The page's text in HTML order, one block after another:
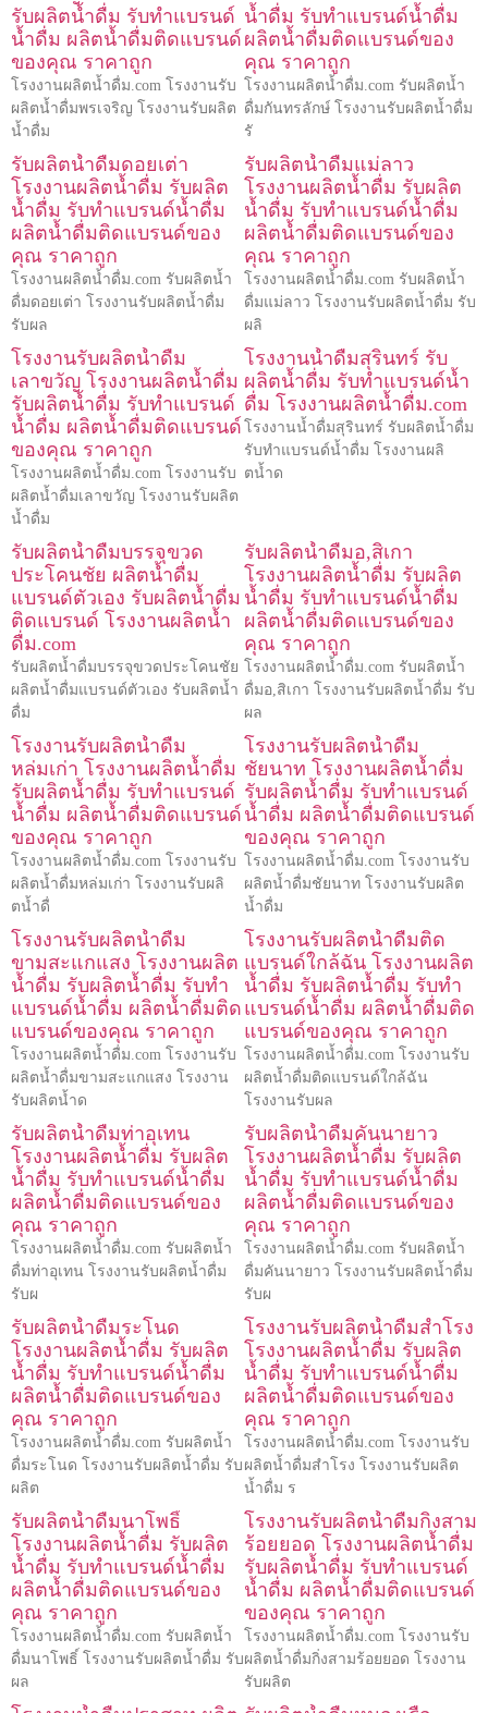
รับผลิตน้ำดื่ม รับทำแบรนด์
น้ำดื่ม ผลิตน้ำดื่มติดแบรนด์
ของคุณ ราคาถูก
โรงงานผลิตน้ำดื่ม.com โรงงานรับ
ผลิตน้ำดื่มพรเจริญ โรงงานรับผลิต
น้ำดื่ม
น้ำดื่ม รับทำแบรนด์น้ำดื่ม
ผลิตน้ำดื่มติดแบรนด์ของ
คุณ ราคาถูก
โรงงานผลิตน้ำดื่ม.com รับผลิตน้ำ
ดื่มกันทรลักษ์ โรงงานรับผลิตน้ำดื่ม
รั
รับผลิตน้ำดื่มดอยเต่า
โรงงานผลิตน้ำดื่ม รับผลิต
น้ำดื่ม รับทำแบรนด์น้ำดื่ม
ผลิตน้ำดื่มติดแบรนด์ของ
คุณ ราคาถูก
โรงงานผลิตน้ำดื่ม.com รับผลิตน้ำ
ดื่มดอยเต่า โรงงานรับผลิตน้ำดื่ม
รับผล
รับผลิตน้ำดื่มแม่ลาว
โรงงานผลิตน้ำดื่ม รับผลิต
น้ำดื่ม รับทำแบรนด์น้ำดื่ม
ผลิตน้ำดื่มติดแบรนด์ของ
คุณ ราคาถูก
โรงงานผลิตน้ำดื่ม.com รับผลิตน้ำ
ดื่มแม่ลาว โรงงานรับผลิตน้ำดื่ม รับ
ผลิ
โรงงานรับผลิตน้ำดื่ม
เลาขวัญ โรงงานผลิตน้ำดื่ม
รับผลิตน้ำดื่ม รับทำแบรนด์
น้ำดื่ม ผลิตน้ำดื่มติดแบรนด์
ของคุณ ราคาถูก
โรงงานผลิตน้ำดื่ม.com โรงงานรับ
ผลิตน้ำดื่มเลาขวัญ โรงงานรับผลิต
น้ำดื่ม
โรงงานน้ำดื่มสุรินทร์ รับ
ผลิตน้ำดื่ม รับทำแบรนด์น้ำ
ดื่ม โรงงานผลิตน้ำดื่ม.com
โรงงานน้ำดื่มสุรินทร์ รับผลิตน้ำดื่ม
รับทำแบรนด์น้ำดื่ม โรงงานผลิ
ตน้ำด
รับผลิตน้ำดื่มบรรจุขวด
ประโคนชัย ผลิตน้ำดื่ม
แบรนด์ตัวเอง รับผลิตน้ำดื่ม
ติดแบรนด์ โรงงานผลิตน้ำ
ดื่ม.com
รับผลิตน้ำดื่มบรรจุขวดประโคนชัย
ผลิตน้ำดื่มแบรนด์ตัวเอง รับผลิตน้ำ
ดื่ม
รับผลิตน้ำดื่มอ,สิเกา
โรงงานผลิตน้ำดื่ม รับผลิต
น้ำดื่ม รับทำแบรนด์น้ำดื่ม
ผลิตน้ำดื่มติดแบรนด์ของ
คุณ ราคาถูก
โรงงานผลิตน้ำดื่ม.com รับผลิตน้ำ
ดื่มอ,สิเกา โรงงานรับผลิตน้ำดื่ม รับ
ผล
โรงงานรับผลิตน้ำดื่ม
หล่มเก่า โรงงานผลิตน้ำดื่ม
รับผลิตน้ำดื่ม รับทำแบรนด์
น้ำดื่ม ผลิตน้ำดื่มติดแบรนด์
ของคุณ ราคาถูก
โรงงานผลิตน้ำดื่ม.com โรงงานรับ
ผลิตน้ำดื่มหล่มเก่า โรงงานรับผลิ
ตน้ำดื่
โรงงานรับผลิตน้ำดื่ม
ชัยนาท โรงงานผลิตน้ำดื่ม
รับผลิตน้ำดื่ม รับทำแบรนด์
น้ำดื่ม ผลิตน้ำดื่มติดแบรนด์
ของคุณ ราคาถูก
โรงงานผลิตน้ำดื่ม.com โรงงานรับ
ผลิตน้ำดื่มชัยนาท โรงงานรับผลิต
น้ำดื่ม
โรงงานรับผลิตน้ำดื่ม
ขามสะแกแสง โรงงานผลิต
น้ำดื่ม รับผลิตน้ำดื่ม รับทำ
แบรนด์น้ำดื่ม ผลิตน้ำดื่มติด
แบรนด์ของคุณ ราคาถูก
โรงงานผลิตน้ำดื่ม.com โรงงานรับ
ผลิตน้ำดื่มขามสะแกแสง โรงงาน
รับผลิตน้ำด
โรงงานรับผลิตน้ำดื่มติด
แบรนด์ใกล้ฉัน โรงงานผลิต
น้ำดื่ม รับผลิตน้ำดื่ม รับทำ
แบรนด์น้ำดื่ม ผลิตน้ำดื่มติด
แบรนด์ของคุณ ราคาถูก
โรงงานผลิตน้ำดื่ม.com โรงงานรับ
ผลิตน้ำดื่มติดแบรนด์ใกล้ฉัน
โรงงานรับผล
รับผลิตน้ำดื่มท่าอุเทน
โรงงานผลิตน้ำดื่ม รับผลิต
น้ำดื่ม รับทำแบรนด์น้ำดื่ม
ผลิตน้ำดื่มติดแบรนด์ของ
คุณ ราคาถูก
โรงงานผลิตน้ำดื่ม.com รับผลิตน้ำ
ดื่มท่าอุเทน โรงงานรับผลิตน้ำดื่ม
รับผ
รับผลิตน้ำดื่มคันนายาว
โรงงานผลิตน้ำดื่ม รับผลิต
น้ำดื่ม รับทำแบรนด์น้ำดื่ม
ผลิตน้ำดื่มติดแบรนด์ของ
คุณ ราคาถูก
โรงงานผลิตน้ำดื่ม.com รับผลิตน้ำ
ดื่มคันนายาว โรงงานรับผลิตน้ำดื่ม
รับผ
รับผลิตน้ำดื่มระโนด
โรงงานผลิตน้ำดื่ม รับผลิต
น้ำดื่ม รับทำแบรนด์น้ำดื่ม
ผลิตน้ำดื่มติดแบรนด์ของ
คุณ ราคาถูก
โรงงานผลิตน้ำดื่ม.com รับผลิตน้ำ
ดื่มระโนด โรงงานรับผลิตน้ำดื่ม รับ
ผลิต
โรงงานรับผลิตน้ำดื่มสำโรง
โรงงานผลิตน้ำดื่ม รับผลิต
น้ำดื่ม รับทำแบรนด์น้ำดื่ม
ผลิตน้ำดื่มติดแบรนด์ของ
คุณ ราคาถูก
โรงงานผลิตน้ำดื่ม.com โรงงานรับ
ผลิตน้ำดื่มสำโรง โรงงานรับผลิต
น้ำดื่ม ร
รับผลิตน้ำดื่มนาโพธิ์
โรงงานผลิตน้ำดื่ม รับผลิต
น้ำดื่ม รับทำแบรนด์น้ำดื่ม
ผลิตน้ำดื่มติดแบรนด์ของ
คุณ ราคาถูก
โรงงานผลิตน้ำดื่ม.com รับผลิตน้ำ
ดื่มนาโพธิ์ โรงงานรับผลิตน้ำดื่ม รับ
ผล
โรงงานรับผลิตน้ำดื่มกิ่งสาม
ร้อยยอด โรงงานผลิตน้ำดื่ม
รับผลิตน้ำดื่ม รับทำแบรนด์
น้ำดื่ม ผลิตน้ำดื่มติดแบรนด์
ของคุณ ราคาถูก
โรงงานผลิตน้ำดื่ม.com โรงงานรับ
ผลิตน้ำดื่มกิ่งสามร้อยยอด โรงงาน
รับผลิต